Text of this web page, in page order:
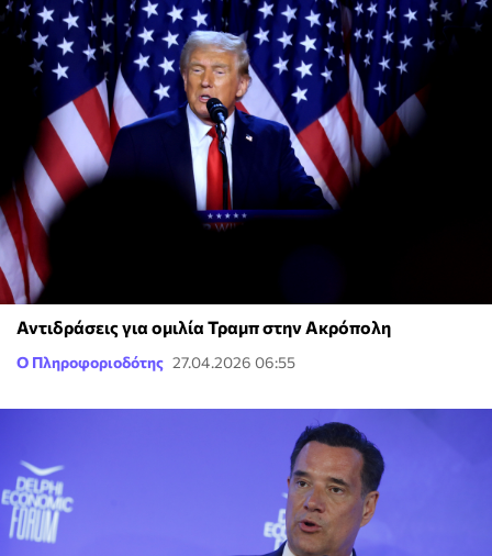
Αντιδράσεις για ομιλία Τραμπ στην Ακρόπολη
Ο Πληροφοριοδότης 27.04.2026 06:55